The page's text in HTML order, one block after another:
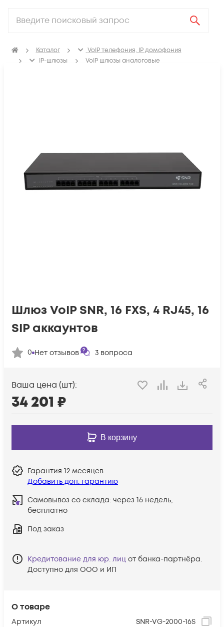
Каталог
VoIP телефония, IP домофония
IP-шлюзы
VoIP шлюзы аналоговые
О товаре
Артикул
SNR-VG-2000-16S
Шлюз VoIP SNR, 16 FXS, 4 RJ45, 16
SIP аккаунтов
0 Нет отзывов 3 вопроса
Ваша цена (шт):
34 201 ₽
В корзину
Гарантия 12 месяцев
Добавить доп. гарантию
Самовывоз со склада: через 16 недель,
бесплатно
Под заказ
Кредитование для юр. лиц от банка-партнёра.
Доступно для ООО и ИП